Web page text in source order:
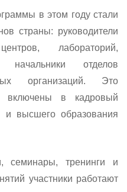
в этом году стали
страны: руководители
лабораторий,
отделов
организаций. Это
включены в кадровый
и высшего образования
семинары, тренинги и
участники работают